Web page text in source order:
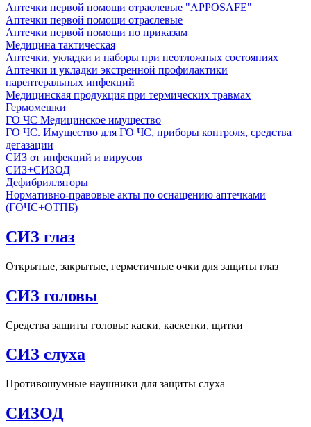
Аптечки первой помощи отраслевые "APPOSAFE"
Аптечки первой помощи отраслевые
Аптечки первой помощи по приказам
Медицина тактическая
Аптечки, укладки и наборы при неотложных состояниях
Аптечки и укладки экстренной профилактики
парентеральных инфекций
Медицинская продукция при термических травмах
Гермомешки
ГО ЧС Медицинское имущество
ГО ЧС. Имущество для ГО ЧС, приборы контроля, средства
дегазации
СИЗ от инфекций и вирусов
СИЗ+СИЗОД
Дефибрилляторы
Нормативно-правовые акты по оснащению аптечками
(ГОЧС+ОТПБ)
СИЗ глаз
Открытые, закрытые, герметичные очки для защиты глаз
СИЗ головы
Средства защиты головы: каски, каскетки, щитки
СИЗ слуха
Противошумные наушники для защиты слуха
СИЗОД